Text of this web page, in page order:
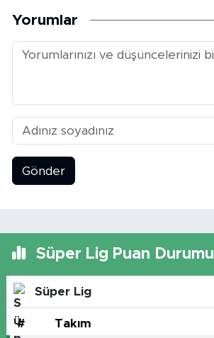
Yorumlar
Gönder
Süper Lig Puan Durumu
Süper Lig
# Takım